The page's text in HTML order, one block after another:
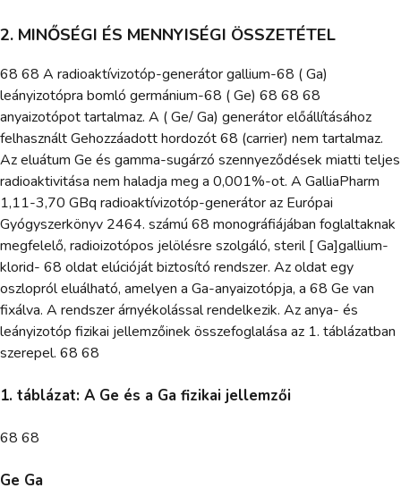
2. MINŐSÉGI ÉS MENNYISÉGI ÖSSZETÉTEL
68 68 A radioaktívizotóp-generátor gallium-68 ( Ga)
leányizotópra bomló germánium-68 ( Ge) 68 68 68
anyaizotópot tartalmaz. A ( Ge/ Ga) generátor előállításához
felhasznált Gehozzáadott hordozót 68 (carrier) nem tartalmaz.
Az eluátum Ge és gamma-sugárzó szennyeződések miatti teljes
radioaktivitása nem haladja meg a 0,001%-ot. A GalliaPharm
1,11-3,70 GBq radioaktívizotóp-generátor az Európai
Gyógyszerkönyv 2464. számú 68 monográfiájában foglaltaknak
megfelelő, radioizotópos jelölésre szolgáló, steril [ Ga]gallium-
klorid- 68 oldat elúcióját biztosító rendszer. Az oldat egy
oszlopról eluálható, amelyen a Ga-anyaizotópja, a 68 Ge van
fixálva. A rendszer árnyékolással rendelkezik. Az anya- és
leányizotóp fizikai jellemzőinek összefoglalása az 1. táblázatban
szerepel. 68 68
1. táblázat: A Ge és a Ga fizikai jellemzői
68 68
Ge Ga